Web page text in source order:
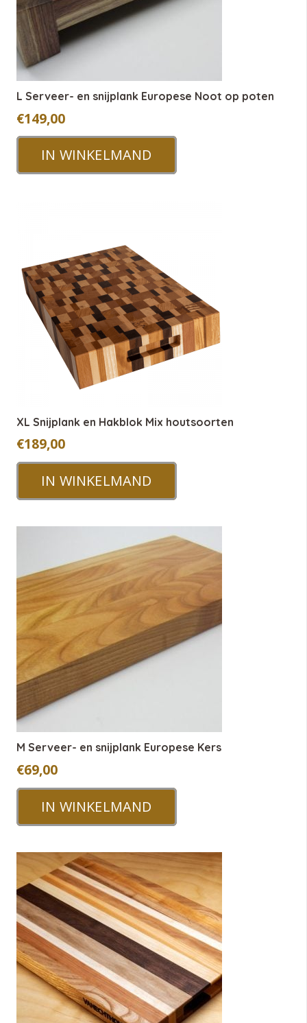
L Serveer- en snijplank Europese Noot op poten
€149,00
IN WINKELMAND
XL Snijplank en Hakblok Mix houtsoorten
€189,00
IN WINKELMAND
M Serveer- en snijplank Europese Kers
€69,00
IN WINKELMAND